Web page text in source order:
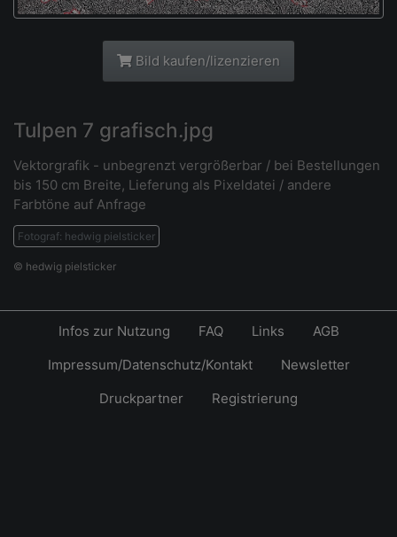
Bild kaufen/lizenzieren
Tulpen 7 grafisch.jpg
Vektorgrafik - unbegrenzt vergrößerbar / bei Bestellungen
bis 150 cm Breite, Lieferung als Pixeldatei / andere
Farbtöne auf Anfrage
Fotograf: hedwig pielsticker
© hedwig pielsticker
Infos zur Nutzung FAQ Links
AGB
Impressum/Datenschutz/Kontakt
Newsletter
Druckpartner
Registrierung